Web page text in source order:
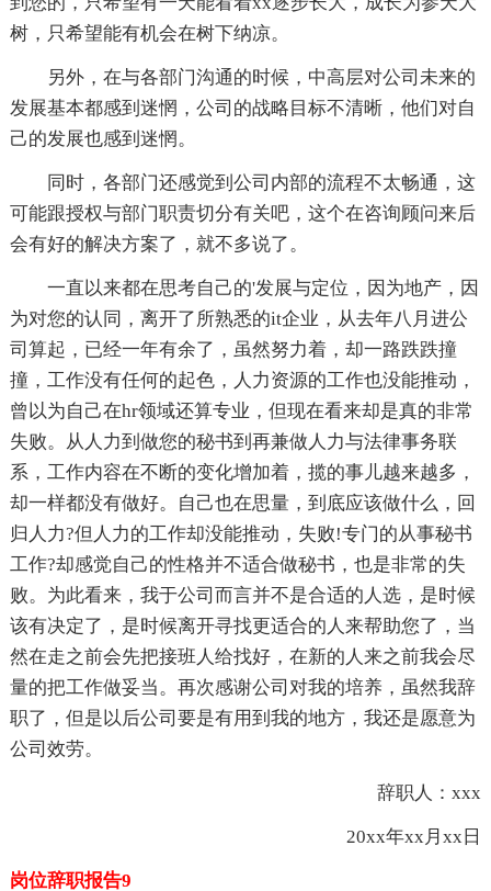
树，只希望能有机会在树下纳凉。
另外，在与各部门沟通的时候，中高层对公司未来的
发展基本都感到迷惘，公司的战略目标不清晰，他们对自
己的发展也感到迷惘。
同时，各部门还感觉到公司内部的流程不太畅通，这
可能跟授权与部门职责切分有关吧，这个在咨询顾问来后
会有好的解决方案了，就不多说了。
一直以来都在思考自己的'发展与定位，因为地产，因
为对您的认同，离开了所熟悉的it企业，从去年八月进公
司算起，已经一年有余了，虽然努力着，却一路跌跌撞
撞，工作没有任何的起色，人力资源的工作也没能推动，
曾以为自己在hr领域还算专业，但现在看来却是真的非常
失败。从人力到做您的秘书到再兼做人力与法律事务联
系，工作内容在不断的变化增加着，揽的事儿越来越多，
却一样都没有做好。自己也在思量，到底应该做什么，回
归人力?但人力的工作却没能推动，失败!专门的从事秘书
工作?却感觉自己的性格并不适合做秘书，也是非常的失
败。为此看来，我于公司而言并不是合适的人选，是时候
该有决定了，是时候离开寻找更适合的人来帮助您了，当
然在走之前会先把接班人给找好，在新的人来之前我会尽
量的把工作做妥当。再次感谢公司对我的培养，虽然我辞
职了，但是以后公司要是有用到我的地方，我还是愿意为
公司效劳。
辞职人：xxx
20xx年xx月xx日
岗位辞职报告9